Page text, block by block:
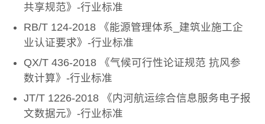
共享规范》-行业标准
RB/T 124-2018 《能源管理体系_建筑业施工企
业认证要求》-行业标准
QX/T 436-2018 《气候可行性论证规范 抗风参
数计算》-行业标准
JT/T 1226-2018 《内河航运综合信息服务电子报
文数据元》-行业标准